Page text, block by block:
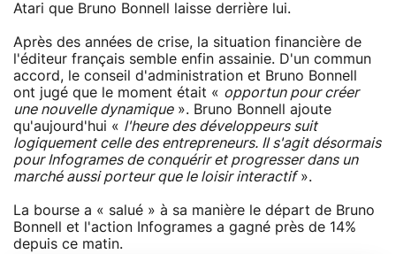
Atari que Bruno Bonnell laisse derrière lui.
Après des années de crise, la situation financière de
l'éditeur français semble enfin assainie. D'un commun
accord, le conseil d'administration et Bruno Bonnell
ont jugé que le moment était « opportun pour créer
une nouvelle dynamique». Bruno Bonnell ajoute
qu'aujourd'hui « l'heure des développeurs suit
logiquement celle des entrepreneurs. Il s'agit désormais
pour Infogrames de conquérir et progresser dans un
marché aussi porteur que le loisir interactif».
La bourse a « salué » à sa manière le départ de Bruno
Bonnell et l'action Infogrames a gagné près de 14%
depuis ce matin.